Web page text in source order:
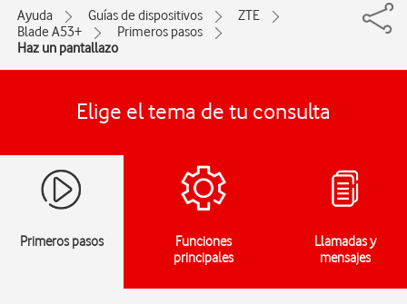
Ayuda Guías de dispositivos
ZTE
Blade A53+
Primeros pasos
Haz un pantallazo
Elige el tema de tu consulta
Primeros pasos
Funciones
principales
Llamadas y
mensajes